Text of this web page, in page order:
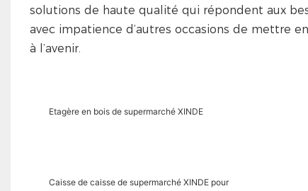
solutions de haute qualité qui répondent aux
avec impatience d’autres occasions de mettre
à l’avenir.
Etagère en bois de supermarché XINDE
Caisse de caisse de supermarché XINDE pour